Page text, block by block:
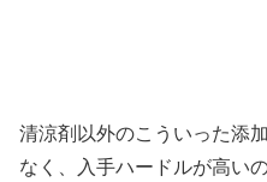
清涼剤以外のこういった添
なく、入手ハードルが高いの